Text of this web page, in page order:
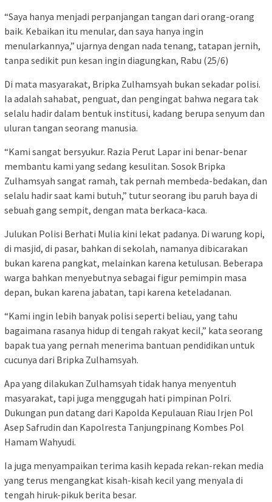
“Saya hanya menjadi perpanjangan tangan dari orang-orang
baik. Kebaikan itu menular, dan saya hanya ingin
menularkannya,” ujarnya dengan nada tenang, tatapan jernih,
tanpa sedikit pun kesan ingin diagungkan, Rabu (25/6)
Di mata masyarakat, Bripka Zulhamsyah bukan sekadar polisi.
Ia adalah sahabat, penguat, dan pengingat bahwa negara tak
selalu hadir dalam bentuk institusi, kadang berupa senyum dan
uluran tangan seorang manusia.
“Kami sangat bersyukur. Razia Perut Lapar ini benar-benar
membantu kami yang sedang kesulitan. Sosok Bripka
Zulhamsyah sangat ramah, tak pernah membeda-bedakan, dan
selalu hadir saat kami butuh,” tutur seorang ibu paruh baya di
sebuah gang sempit, dengan mata berkaca-kaca.
Julukan Polisi Berhati Mulia kini lekat padanya. Di warung kopi,
di masjid, di pasar, bahkan di sekolah, namanya dibicarakan
bukan karena pangkat, melainkan karena ketulusan. Beberapa
warga bahkan menyebutnya sebagai figur pemimpin masa
depan, bukan karena jabatan, tapi karena keteladanan.
“Kami ingin lebih banyak polisi seperti beliau, yang tahu
bagaimana rasanya hidup di tengah rakyat kecil,” kata seorang
bapak tua yang pernah menerima bantuan pendidikan untuk
cucunya dari Bripka Zulhamsyah.
Apa yang dilakukan Zulhamsyah tidak hanya menyentuh
masyarakat, tapi juga menggugah hati pimpinan Polri.
Dukungan pun datang dari Kapolda Kepulauan Riau Irjen Pol
Asep Safrudin dan Kapolresta Tanjungpinang Kombes Pol
Hamam Wahyudi.
Ia juga menyampaikan terima kasih kepada rekan-rekan media
yang terus mengangkat kisah-kisah kecil yang menyala di
tengah hiruk-pikuk berita besar.